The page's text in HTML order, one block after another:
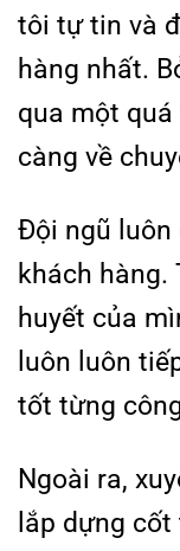
tôi tự tin và
hàng nhất.
qua một
càng về
Đội ngũ luôn
khách
huyết của
luôn luôn
tốt từng
Ngoài ra,
lắp dựng